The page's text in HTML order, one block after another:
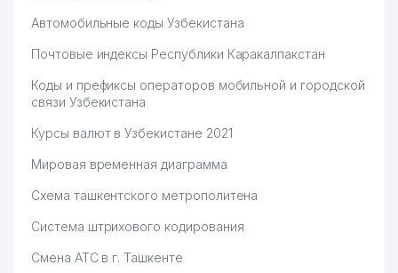
Автомобильные коды Узбекистана
Почтовые индексы Республики Каракалпакстан
Коды и префиксы операторов мобильной и городской
связи Узбекистана
Курсы валют в Узбекистане 2021
Мировая временная диаграмма
Схема ташкентского метрополитена
Система штрихового кодирования
Смена АТС в г. Ташкенте